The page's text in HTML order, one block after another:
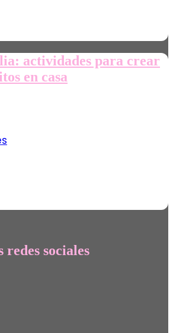
actividades para crear
en casa
redes sociales